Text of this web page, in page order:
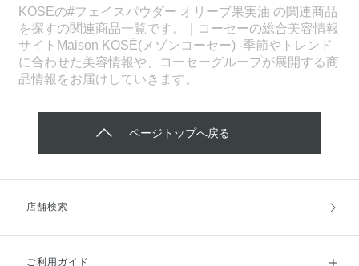
KOSEの#フェイスパウダー オリーブ果実油 の関連商品
を探すの関連商品一覧です。｜コーセーの総合美容情報
サイトMaison KOSÉ(メゾンコーセー) -季節やトレンド
に合わせた美容情報や、コーセーグループが展開する商
品情報をお届けしていきます。
ページトップへ戻る
店舗検索
ご利用ガイド